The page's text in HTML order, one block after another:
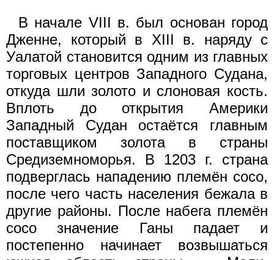
В начале VIII в. был основан город
Дженне, который в XIII в. наряду с
Уалатой становится одним из главных
торговых центров Западного Судана,
откуда шли золото и слоновая кость.
Вплоть до открытия Америки
Западный Судан остаётся главным
поставщиком золота в страны
Средиземноморья. В 1203 г. страна
подверглась нападению племён coco,
после чего часть населения бежала в
другие районы. После набега племён
coco значение Ганы падает и
постепенно начинает возвышаться